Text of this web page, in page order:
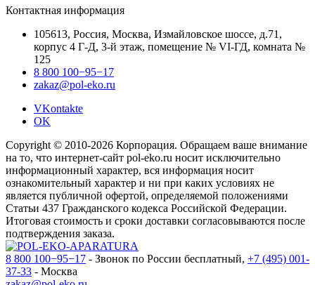
Контактная информация
105613, Россия, Москва, Измайловское шоссе, д.71,
корпус 4 Г-Д, 3-й этаж, помещение № VI-ГД, комната №
125
8 800 100−95−17
zakaz@pol-eko.ru
VKontakte
OK
Copyright © 2010-2026 Корпорация. Обращаем ваше внимание
на то, что интернет-сайт pol-eko.ru носит исключительно
информационный характер, вся информация носит
ознакомительный характер и ни при каких условиях не
является публичной офертой, определяемой положениями
Статьи 437 Гражданского кодекса Российской Федерации.
Итоговая стоимость и сроки доставки согласовываются после
подтверждения заказа.
8 800 100−95−17 - Звонок по России бесплатный, +7 (495) 001-
37-33 - Москва